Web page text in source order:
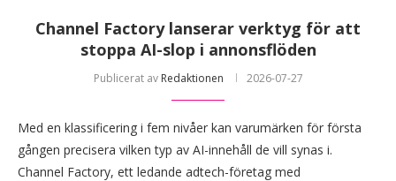
Channel Factory lanserar verktyg för att
stoppa AI-slop i annonsflöden
Publicerat av Redaktionen 2026-07-27
Med en klassificering i fem nivåer kan varumärken för första
gången precisera vilken typ av AI-innehåll de vill synas i.
Channel Factory, ett ledande adtech-företag med